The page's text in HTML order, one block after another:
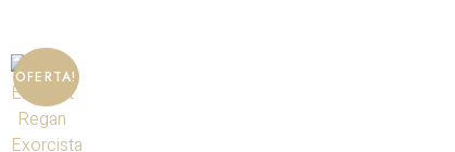
OFERTA!